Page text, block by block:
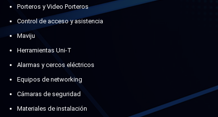
Porteros y Video Porteros
Control de acceso y asistencia
Maviju
Herramientas Uni-T
Alarmas y cercos eléctricos
Equipos de networking
Cámaras de seguridad
Materiales de instalación